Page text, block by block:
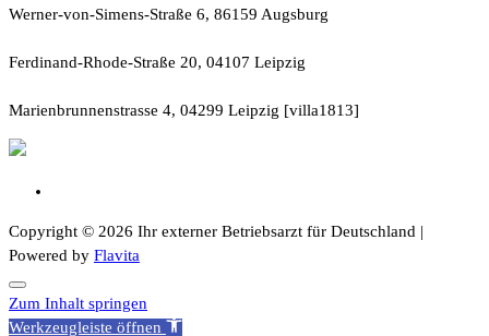
Werner-von-Simens-Straße 6, 86159 Augsburg
Ferdinand-Rhode-Straße 20, 04107 Leipzig
Marienbrunnenstrasse 4, 04299 Leipzig [villa1813]
Copyright © 2026 Ihr externer Betriebsarzt für Deutschland |
Powered by Flavita
Zum Inhalt springen
Werkzeugleiste öffnen